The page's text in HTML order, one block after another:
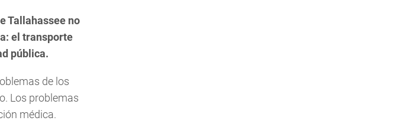
Tallahassee no
el transporte
pública.
de los
Los problemas
médica.